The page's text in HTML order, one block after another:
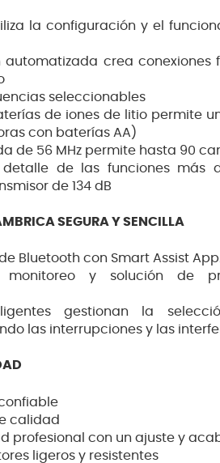
la configuración y el
automatizada crea
seleccionables
de iones de litio permite
con baterías AA)
de 56 MHz permite hasta 90
detalle de las funciones más
de 134 dB
SEGURA Y SENCILLA
Bluetooth con Smart Assist App.
monitoreo y solución de
gestionan la
las interrupciones y las
confiable
calidad
profesional con un ajuste y
ligeros y resistentes